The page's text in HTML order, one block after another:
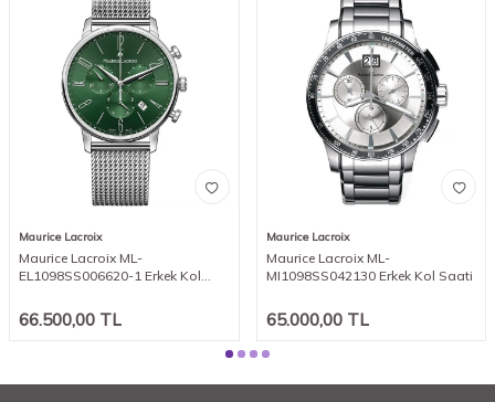
Maurice Lacroix
Maurice Lacroix ML-
EL1098SS006620-1 Erkek Kol
66.500,00 TL
Maurice Lacroix
Maurice Lacroix ML-
MI1098SS042130 Erkek Kol Saati
65.000,00TL